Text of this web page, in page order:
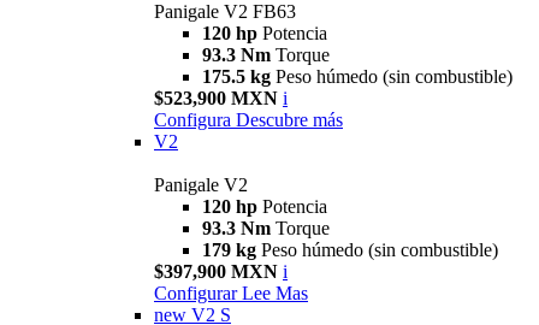
Panigale V2 FB63
120 hp Potencia
93.3 Nm Torque
175.5 kg Peso húmedo (sin combustible)
$523,900 MXN i
Configura Descubre más
V2
Panigale V2
120 hp Potencia
93.3 Nm Torque
179 kg Peso húmedo (sin combustible)
$397,900 MXN i
Configurar Lee Mas
new V2 S